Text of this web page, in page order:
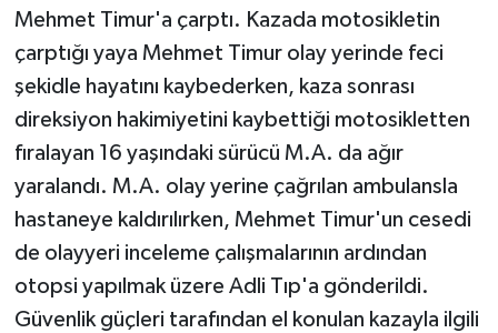
Mehmet Timur'a çarptı. Kazada motosikletin
çarptığı yaya Mehmet Timur olay yerinde feci
şekidle hayatını kaybederken, kaza sonrası
direksiyon hakimiyetini kaybettiği motosikletten
fıralayan 16 yaşındaki sürücü M.A. da ağır
yaralandı. M.A. olay yerine çağrılan ambulansla
hastaneye kaldırılırken, Mehmet Timur'un cesedi
de olayyeri inceleme çalışmalarının ardından
otopsi yapılmak üzere Adli Tıp'a gönderildi.
Güvenlik güçleri tarafından el konulan kazayla ilgili